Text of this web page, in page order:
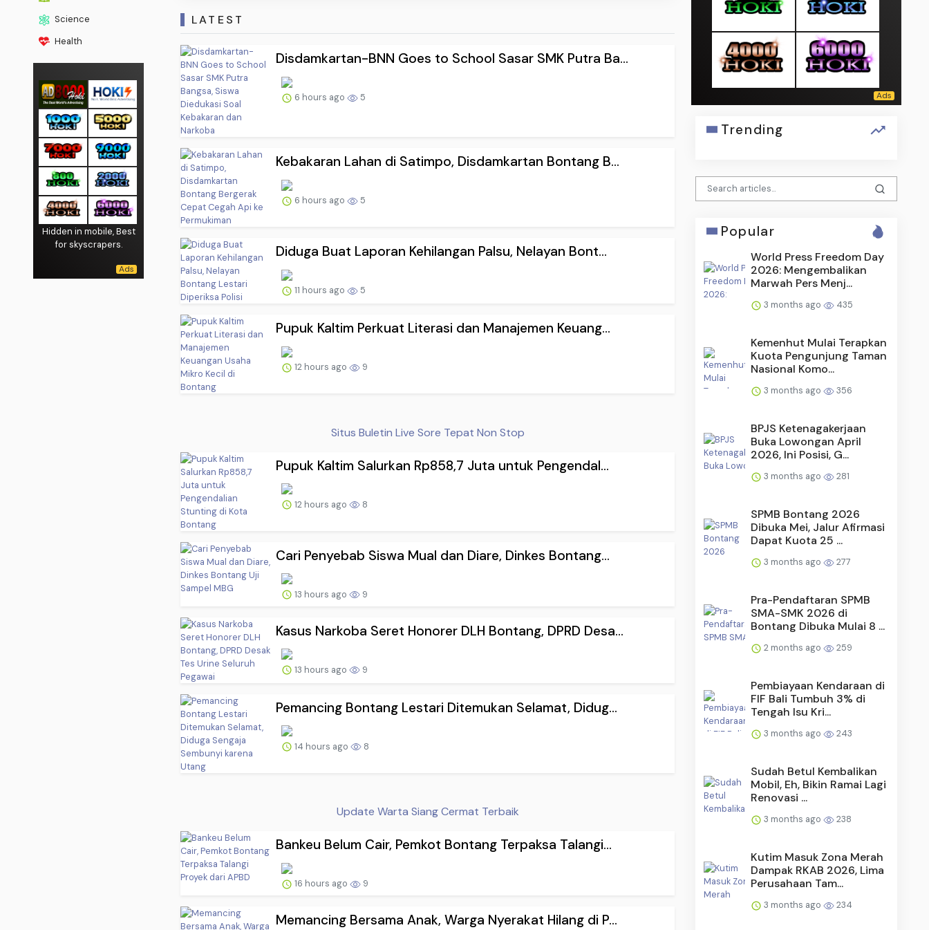
Science
Health
Hidden in mobile, Best
for skyscrapers.
LATEST
Disdamkartan-BNN Goes to School Sasar SMK Putra Ba...
6 hours ago 5
Kebakaran Lahan di Satimpo, Disdamkartan Bontang B...
6 hours ago 5
Diduga Buat Laporan Kehilangan Palsu, Nelayan Bont...
11 hours ago 5
Pupuk Kaltim Perkuat Literasi dan Manajemen Keuang...
12 hours ago 9
Situs Buletin Live Sore Tepat Non Stop
Pupuk Kaltim Salurkan Rp858,7 Juta untuk Pengendal...
12 hours ago 8
Cari Penyebab Siswa Mual dan Diare, Dinkes Bontang...
13 hours ago 9
Kasus Narkoba Seret Honorer DLH Bontang, DPRD Desa...
13 hours ago 9
Pemancing Bontang Lestari Ditemukan Selamat, Didug...
14 hours ago 8
Update Warta Siang Cermat Terbaik
Bankeu Belum Cair, Pemkot Bontang Terpaksa Talangi...
16 hours ago 9
Memancing Bersama Anak, Warga Nyerakat Hilang di P...
Trending
Popular
World Press Freedom Day
2026: Mengembalikan
Marwah Pers Menj...
3 months ago 435
Kemenhut Mulai Terapkan
Kuota Pengunjung Taman
Nasional Komo...
3 months ago 356
BPJS Ketenagakerjaan
Buka Lowongan April
2026, Ini Posisi, G...
3 months ago 281
SPMB Bontang 2026
Dibuka Mei, Jalur Afirmasi
Dapat Kuota 25 ...
3 months ago 277
Pra-Pendaftaran SPMB
SMA-SMK 2026 di
Bontang Dibuka Mulai 8 ...
2 months ago 259
Pembiayaan Kendaraan di
FIF Bali Tumbuh 3% di
Tengah Isu Kri...
3 months ago 243
Sudah Betul Kembalikan
Mobil, Eh, Bikin Ramai Lagi
Renovasi ...
3 months ago 238
Kutim Masuk Zona Merah
Dampak RKAB 2026, Lima
Perusahaan Tam...
3 months ago 234